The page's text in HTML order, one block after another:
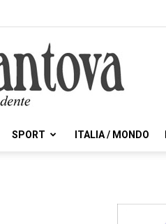
SPORT ITALIA / MONDO